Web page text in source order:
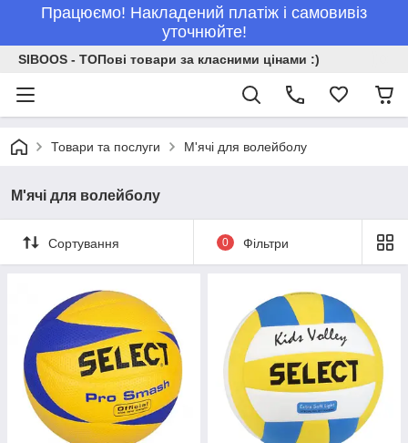
Працюємо! Накладений платіж і самовивіз
уточнюйте!
SIBOOS - ТОПові товари за класними цінами :)
Товари та послуги М'ячі для волейболу
М'ячі для волейболу
Сортування 0 Фільтри